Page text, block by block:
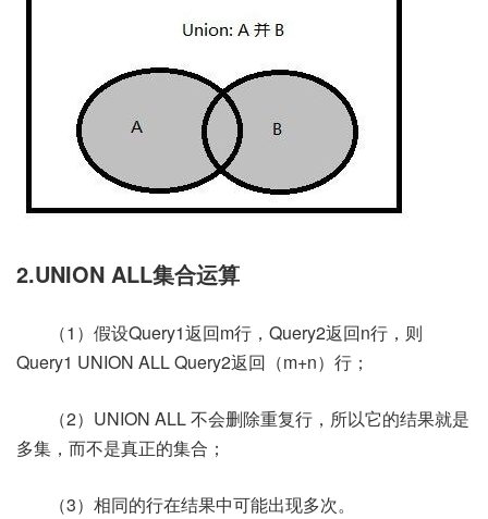
2.UNION ALL集合运算
（1）假设Query1返回m行，Query2返回n行，则
Query1 UNION ALL Query2返回（m+n）行；
（2）UNION ALL 不会删除重复行，所以它的结果就是
多集，而不是真正的集合；
（3）相同的行在结果中可能出现多次。